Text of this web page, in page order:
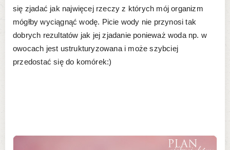
się zjadać jak najwięcej rzeczy z których mój organizm
mógłby wyciągnąć wodę. Picie wody nie przynosi tak
dobrych rezultatów jak jej zjadanie ponieważ woda np. w
owocach jest ustrukturyzowana i może szybciej
przedostać się do komórek:)